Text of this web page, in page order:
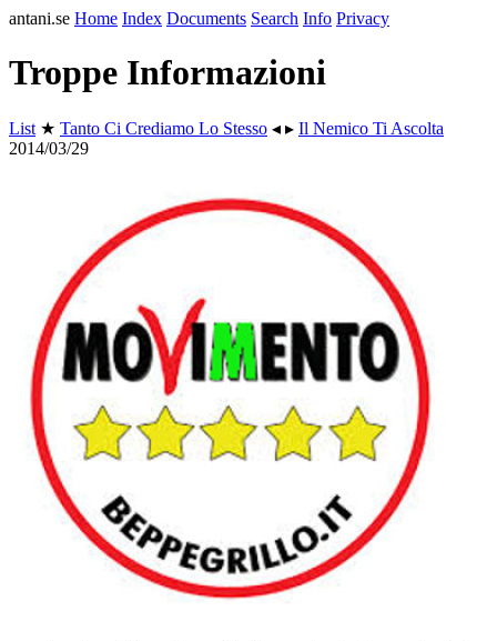
antani.se Home Index Documents Search Info Privacy
Troppe Informazioni
List ★ Tanto Ci Crediamo Lo Stesso ◂ ▸ Il Nemico Ti Ascolta
2014/03/29